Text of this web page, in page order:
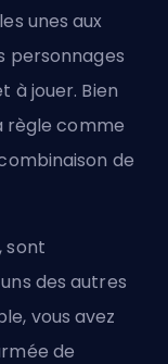
unes aux
personnages
à jouer. Bien
règle comme
de
sont
des autres
vous avez
de